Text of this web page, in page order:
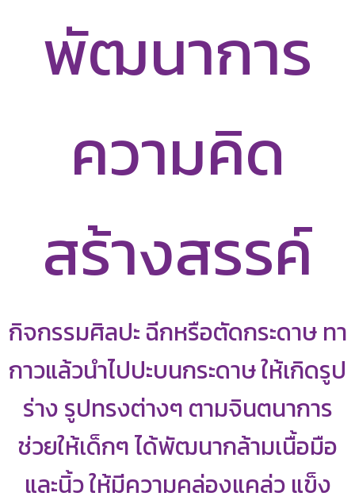
พัฒนาการ
ความคิด
สร้างสรรค์
กิจกรรมศิลปะ ฉีกหรือตัดกระดาษ ทา
กาวแล้วนำไปปะบนกระดาษ ให้เกิดรูป
ร่าง รูปทรงต่างๆ ตามจินตนาการ
ช่วยให้เด็กๆ ได้พัฒนากล้ามเนื้อมือ
และนิ้ว ให้มีความคล่องแคล่ว แข็ง